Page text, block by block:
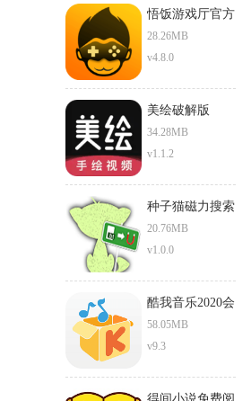
悟饭游戏厅官方
正版下载安卓版
28.26MB
v4.8.0
美绘破解版
34.28MB
v1.1.2
种子猫磁力搜索
torrentkitty
20.76MB
v1.0.0
酷我音乐2020会
员破解版
58.05MB
v9.3